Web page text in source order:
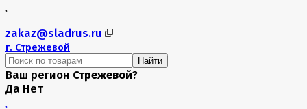
zakaz@sladrus.ru
г. Стрежевой
Найти
Ваш регион Стрежевой?
Да Нет